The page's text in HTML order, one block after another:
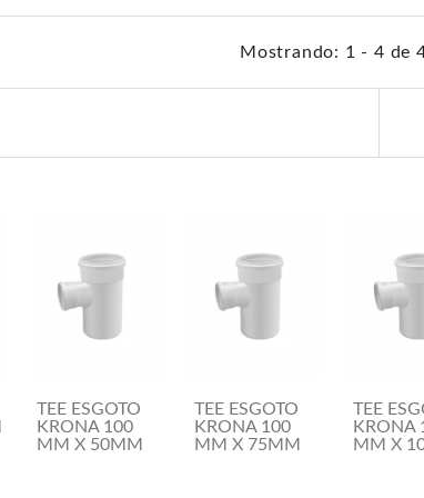
Mostrando: 1 - 4 de
TEE ESGOTO
KRONA 100
MM X 50MM
TEE ESGOTO
KRONA 100
MM X 75MM
TEE
KRONA
MM X